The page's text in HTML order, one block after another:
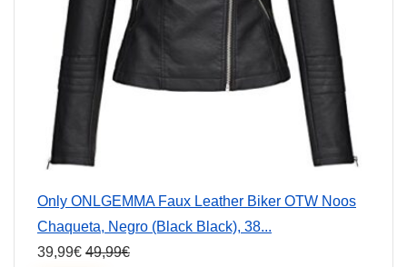
Only ONLGEMMA Faux Leather Biker OTW Noos
Chaqueta, Negro (Black Black), 38...
39,99€ 49,99€